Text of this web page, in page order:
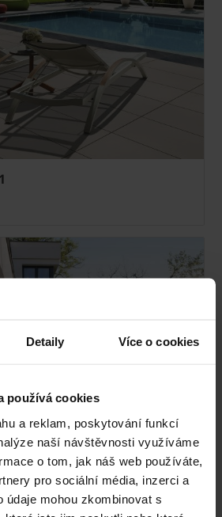
Detaily Více o cookies
používá cookies
a reklam, poskytování funkcí
naší návštěvnosti využíváme
o tom, jak náš web používáte,
pro sociální média, inzerci a
údaje mohou zkombinovat s